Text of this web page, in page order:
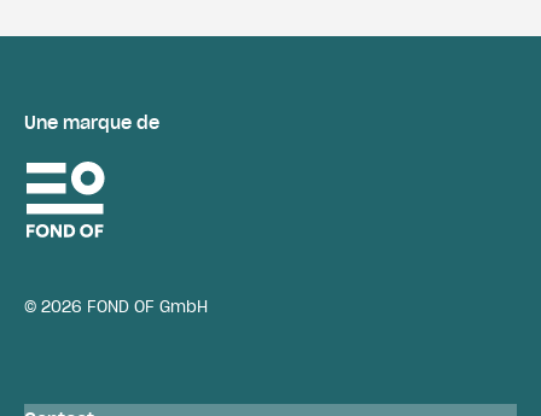
Une marque de
© 2026 FOND OF GmbH